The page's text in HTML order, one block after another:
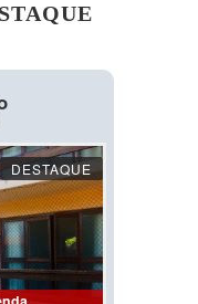
DESTAQUE